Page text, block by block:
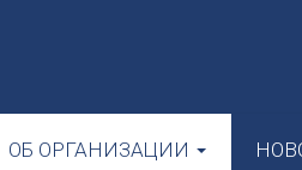
ОБ ОРГАНИЗАЦИИ